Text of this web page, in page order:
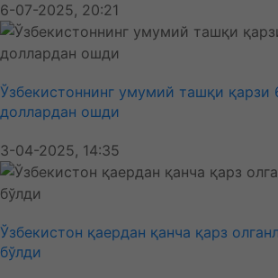
6-07-2025, 20:21
Ўзбекистоннинг умумий ташқи қарзи
доллардан ошди
3-04-2025, 14:35
Ўзбекистон қаердан қанча қарз
бўлди